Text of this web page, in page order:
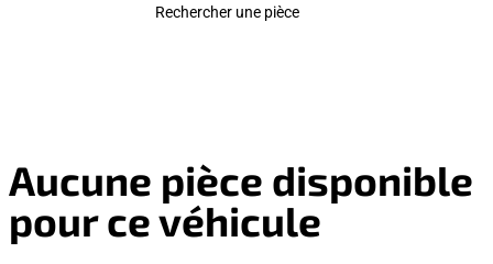
Rechercher une pièce
Aucune pièce disponible
pour ce véhicule